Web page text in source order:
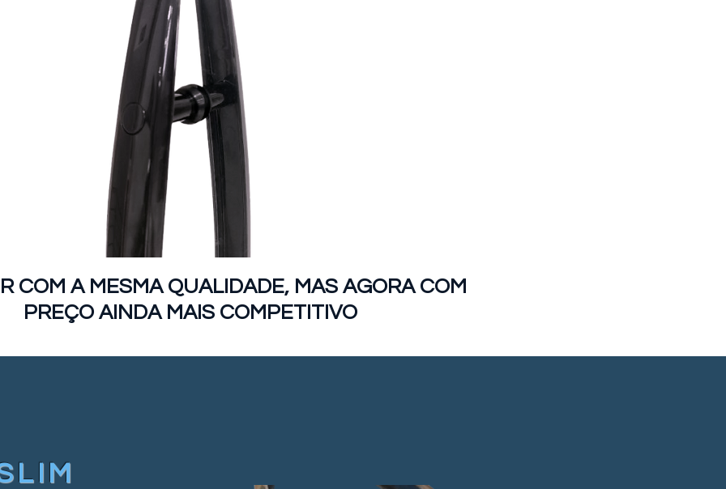
COM A MESMA QUALIDADE, MAS AGORA COM
PREÇO AINDA MAIS COMPETITIVO